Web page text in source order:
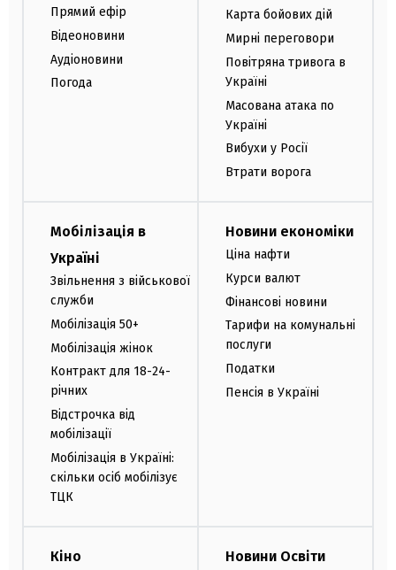
Прямий ефір
Відеоновини
Аудіоновини
Погода
Карта бойових дій
Мирні переговори
Повітряна тривога в
Україні
Масована атака по
Україні
Вибухи у Росії
Втрати ворога
Мобілізація в
Україні
Звільнення з військової
служби
Мобілізація 50+
Мобілізація жінок
Контракт для 18-24-
річних
Відстрочка від
мобілізації
Мобілізація в Україні:
скільки осіб мобілізує
ТЦК
Новини економіки
Ціна нафти
Курси валют
Фінансові новини
Тарифи на комунальні
послуги
Податки
Пенсія в Україні
Кіно Новини Освіти